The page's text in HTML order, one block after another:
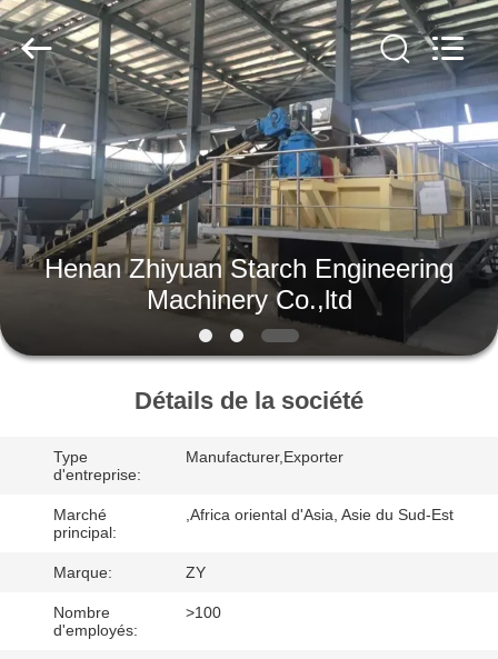
MAISON
PRODUITS
AU
DES
USA
D'USINE
CONTRÔLE
QUALITÉ
Henan
Zhiyuan
Starch
Engineering
Machinery
Rights
Reserved.
Henan Zhiyuan Starch Engineering
Machinery Co.,ltd
Détails de la société
Type
d'entreprise:
Manufacturer,Exporter
Marché
principal:
,Africa oriental d'Asia, Asie du Sud-Est
Marque: ZY
Nombre
d'employés:
>100